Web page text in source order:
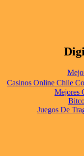
Casinos Online Chile
Mejores
Juegos De